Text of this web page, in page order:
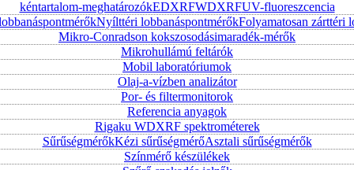
kéntartalom-meghatározókEDXRFWDXRFUV-fluoreszcencia
Nyílttéri lobbanáspontmérőkFolyamatosan zárttéri
Mikro-Conradson kokszosodásimaradék-mérők
Mikrohullámú feltárók
Mobil laboratóriumok
Olaj-a-vízben analizátor
Por- és filtermonitorok
Referencia anyagok
Rigaku WDXRF spektrométerek
SűrűségmérőkKézi sűrűségmérőAsztali sűrűségmérők
Színmérő készülékek